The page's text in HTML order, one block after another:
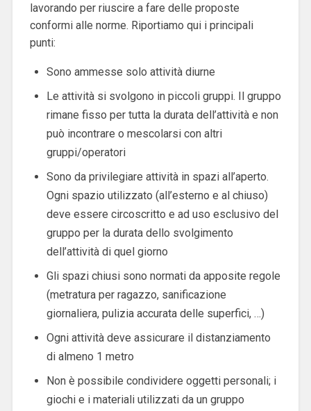
lavorando per riuscire a fare delle proposte
conformi alle norme. Riportiamo qui i principali
punti:
Sono ammesse solo attività diurne
Le attività si svolgono in piccoli gruppi. Il gruppo
rimane fisso per tutta la durata dell’attività e non
può incontrare o mescolarsi con altri
gruppi/operatori
Sono da privilegiare attività in spazi all’aperto.
Ogni spazio utilizzato (all’esterno e al chiuso)
deve essere circoscritto e ad uso esclusivo del
gruppo per la durata dello svolgimento
dell’attività di quel giorno
Gli spazi chiusi sono normati da apposite regole
(metratura per ragazzo, sanificazione
giornaliera, pulizia accurata delle superfici, …)
Ogni attività deve assicurare il distanziamento
di almeno 1 metro
Non è possibile condividere oggetti personali; i
giochi e i materiali utilizzati da un gruppo